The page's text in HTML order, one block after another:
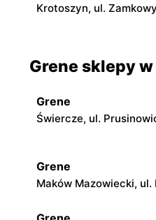
Krotoszyn, ul.
Grene sklepy
Grene
Świercze, ul.
Grene
Maków Mazowiecki, ul.